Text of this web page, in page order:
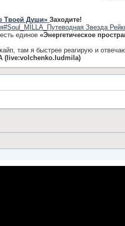
Твоей Души» Заходите!
Звезда
единое «Энергетическое
там я быстрее реагирую и
(live:volchenko.ludmila)